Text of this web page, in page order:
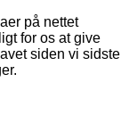
på nettet
for os at give
siden vi sidste